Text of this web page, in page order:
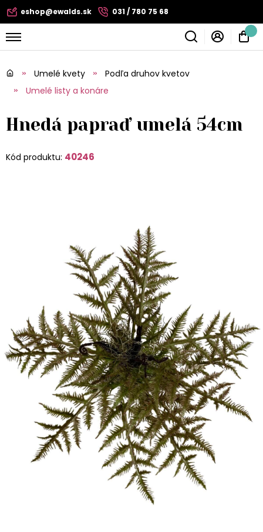
eshop@ewalds.sk 031 / 780 75 68
Umelé kvety
Podľa druhov kvetov
Umelé listy a konáre
Hnedá papraď umelá 54cm
Kód produktu: 40246